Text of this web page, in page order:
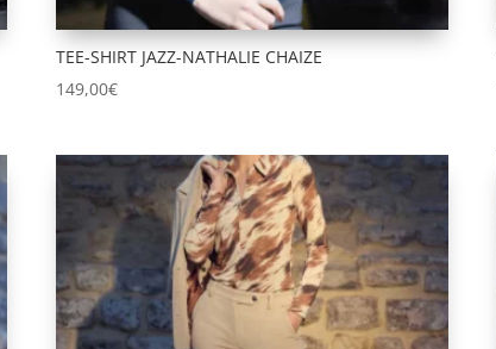
TEE-SHIRT JAZZ-NATHALIE CHAIZE
149,00€